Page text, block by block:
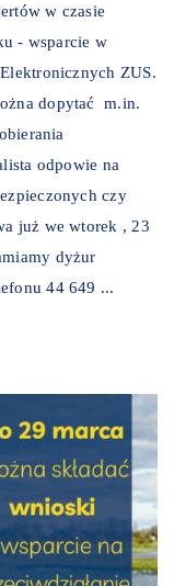
w czasie
- wsparcie w
ZUS.
dopytać m.in.
odpowie na
czy
już we wtorek , 23
dyżur
44 649 ...